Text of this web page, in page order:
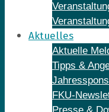
Aktuelles
Aktuelle
Tipps &
FKU-